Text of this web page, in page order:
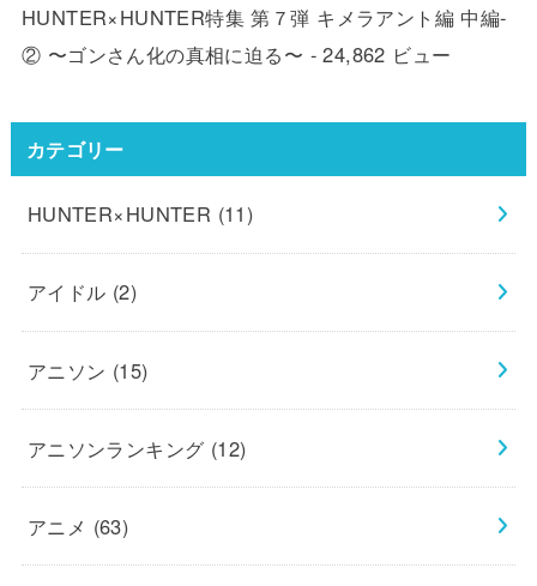
HUNTER×HUNTER特集 第７弾 キメラアント編 中編-
② 〜ゴンさん化の真相に迫る〜 - 24,862 ビュー
カテゴリー
HUNTER×HUNTER (11)
アイドル (2)
アニソン (15)
アニソンランキング (12)
アニメ (63)